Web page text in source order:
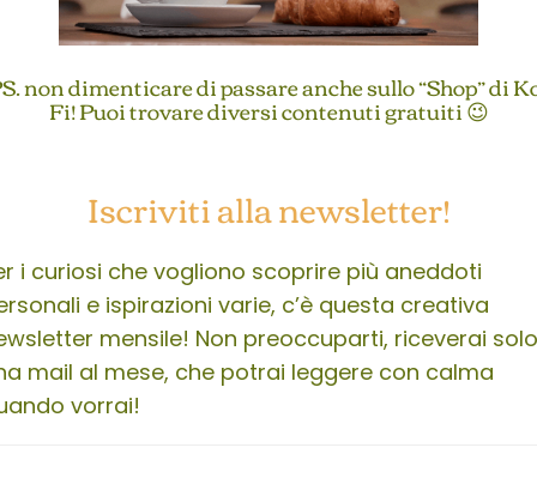
non dimenticare di passare anche sullo “Shop” di
Fi! Puoi trovare diversi contenuti gratuiti 😉
Iscriviti alla newsletter!
i curiosi che vogliono scoprire più aneddoti
e ispirazioni varie, c’è questa creativa
mensile! Non preoccuparti, riceverai solo
mail al mese, che potrai leggere con calma
vorrai!